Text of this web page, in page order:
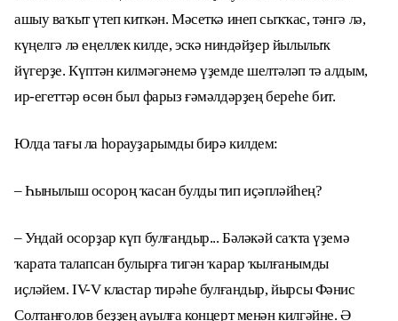
ашыу ваҡыт үтеп киткән. Мәсеткә инеп сыҡҡас, тәнгә лә,
күңелгә лә еңеллек килде, эскә ниндәйҙер йылылыҡ
йүгерҙе. Күптән килмәгәнемә үҙемде шелтәләп тә алдым,
ир-егеттәр өсөн был фарыз ғәмәлдәрҙең береһе бит.
Юлда тағы ла һорауҙарымды бирә килдем:
– Һынылыш осороң ҡасан булды тип иҫәпләйһең?
– Ундай осорҙар күп булғандыр... Бәләкәй саҡта үҙемә
ҡарата талапсан булырға тигән ҡарар ҡылғанымды
иҫләйем. IV-V кластар тирәһе булғандыр, йырсы Фәнис
Солтанғолов беҙҙең ауылға концерт менән килгәйне. Ә